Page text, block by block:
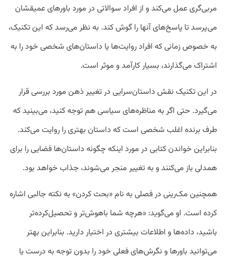
مربی‌گری عمل می‌کند و از افراد سوالاتی در مورد باورهای عمیقشان
می‌پرسد تا پاسخ‌های آنها را گوش کند. به نظر می‌رسد که این تکنیک،
به خصوص زمانی که افراد روایت‌ها یا داستان‌های شخصی خود را به
اشتراک می‌گذارند، بسیار کارآمد و موثر است.
در این تکنیک نقش داستان‌سرایی در تغییر ذهن مورد بررسی قرار
می‌گیرد. حتی اگر به مناظره‌های سیاسی هم توجه کنید، می‌بینید که
طرف برنده اغلب شخصی است که داستان بهتری را روایت می‌کند.
بنابراین خواندن کتابی در مورد اینکه چگونه داستان‌ها فضایی را برای
همدلی باز می‌کنند و به تغییر منجر می‌شوند، جذاب خواهد بود.
همچنین مک‌رینی در فصلی به نام «بحث کردن» به نکته جالبی اشاره
کرده است. او می‌گوید: «هرچه شما باهوش‌تر و تحصیل‌کرده‌تر
باشید، داده‌ها و اطلاعات بیشتری در اختیار دارید. بنابراین بهتر
می‌توانید باورها و نگرش‌های فعلی خود را بدون توجه به درست یا